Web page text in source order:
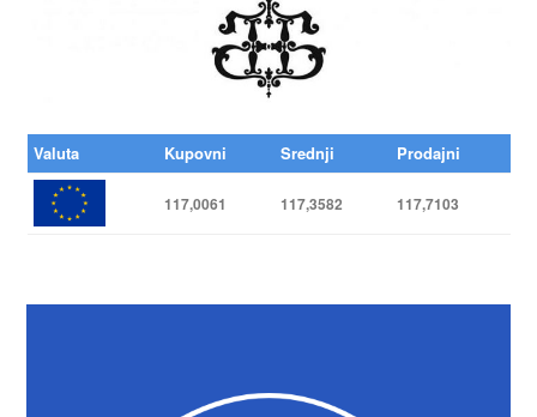
Valuta Kupovni Srednji Prodajni
117,0061 117,3582 117,7103